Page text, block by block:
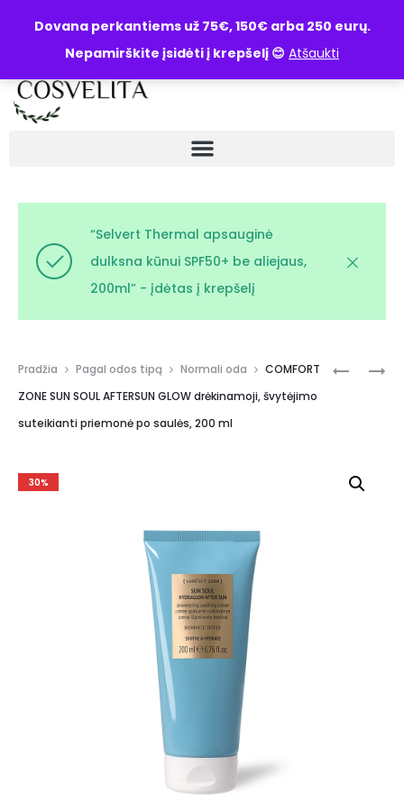
Dovana perkantiems už 75€, 150€ arba 250 eurų.
Nepamirškite įsidėti į krepšelį 😊 Atšaukti
UŽKLAUSA
“Selvert Thermal apsauginė
dulksna kūnui SPF50+ be aliejaus,
200ml” - įdėtas į krepšelį
Pradžia Pagal odos tipą Normali oda
COMFORT
ZONE SUN SOUL AFTERSUN GLOW drėkinamoji, švytėjimo
suteikianti priemonė po saulės, 200 ml
30%